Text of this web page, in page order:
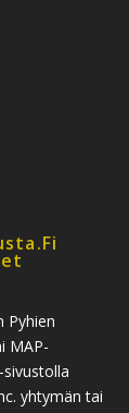
Pyhien
MAP-
-sivustolla
yhtymän tai